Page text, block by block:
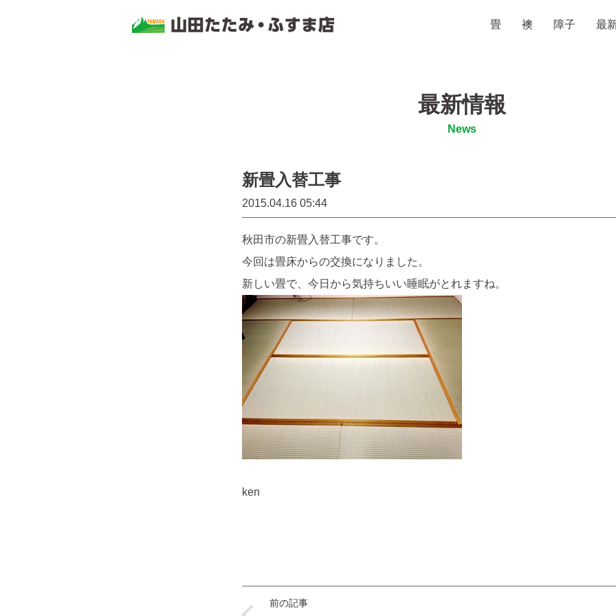
山田たたみ・ふすま店
畳 襖 障子 最
最新情報
News
新畳入替工事
2015.04.16 05:44
秋田市の新畳入替工事です。
今回は畳床からの交換になりました。
新しい畳で、今日から気持ちいい睡眠がとれますね。
ken
前の記事